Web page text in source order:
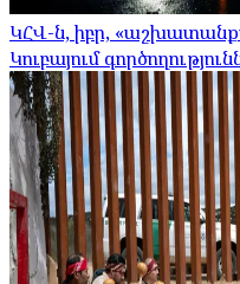
ԿՀՎ-ն, իբր,
Կուբայում